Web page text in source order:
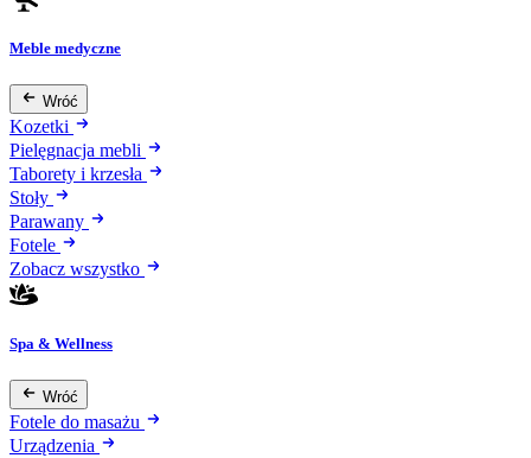
Meble medyczne
Wróć
Kozetki
Pielęgnacja mebli
Taborety i krzesła
Stoły
Parawany
Fotele
Zobacz wszystko
Spa & Wellness
Wróć
Fotele do masażu
Urządzenia